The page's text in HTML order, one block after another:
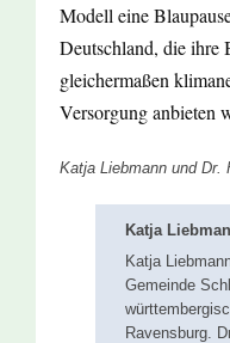
Modell eine
Deutschland, die ihre
gleichermaßen
Versorgung anbieten
Katja Liebmann und Dr.
Katja
Katja
Gemeinde
Ravensburg.